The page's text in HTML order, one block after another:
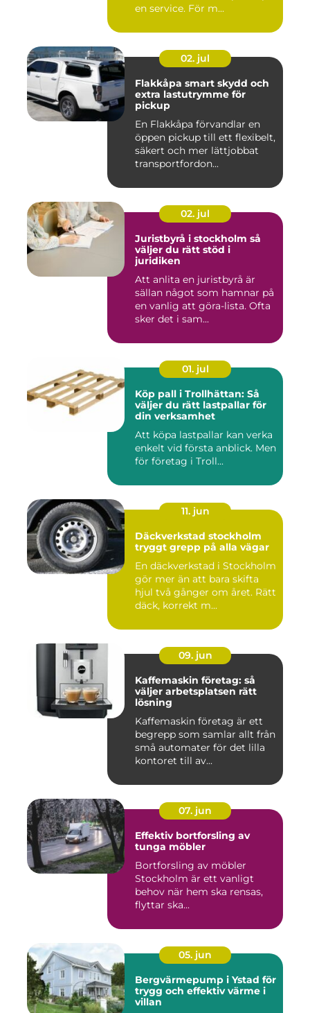
en service. För m...
02. jul
Flakkåpa smart skydd och
extra lastutrymme för
pickup
En Flakkåpa förvandlar en
öppen pickup till ett flexibelt,
säkert och mer lättjobbat
transportfordon...
02. jul
Juristbyrå i stockholm så
väljer du rätt stöd i
juridiken
Att anlita en juristbyrå är
sällan något som hamnar på
en vanlig att göra-lista. Ofta
sker det i sam...
01. jul
Köp pall i Trollhättan: Så
väljer du rätt lastpallar för
din verksamhet
Att köpa lastpallar kan verka
enkelt vid första anblick. Men
för företag i Troll...
11. jun
Däckverkstad stockholm
tryggt grepp på alla vägar
En däckverkstad i Stockholm
gör mer än att bara skifta
hjul två gånger om året. Rätt
däck, korrekt m...
09. jun
Kaffemaskin företag: så
väljer arbetsplatsen rätt
lösning
Kaffemaskin företag är ett
begrepp som samlar allt från
små automater för det lilla
kontoret till av...
07. jun
Effektiv bortforsling av
tunga möbler
Bortforsling av möbler
Stockholm är ett vanligt
behov när hem ska rensas,
flyttar ska...
05. jun
Bergvärmepump i Ystad för
trygg och effektiv värme i
villan